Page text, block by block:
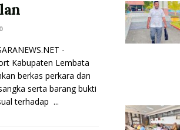
-
Kabupaten Lembata
berkas perkara dan
serta barang bukti
terhadap ...